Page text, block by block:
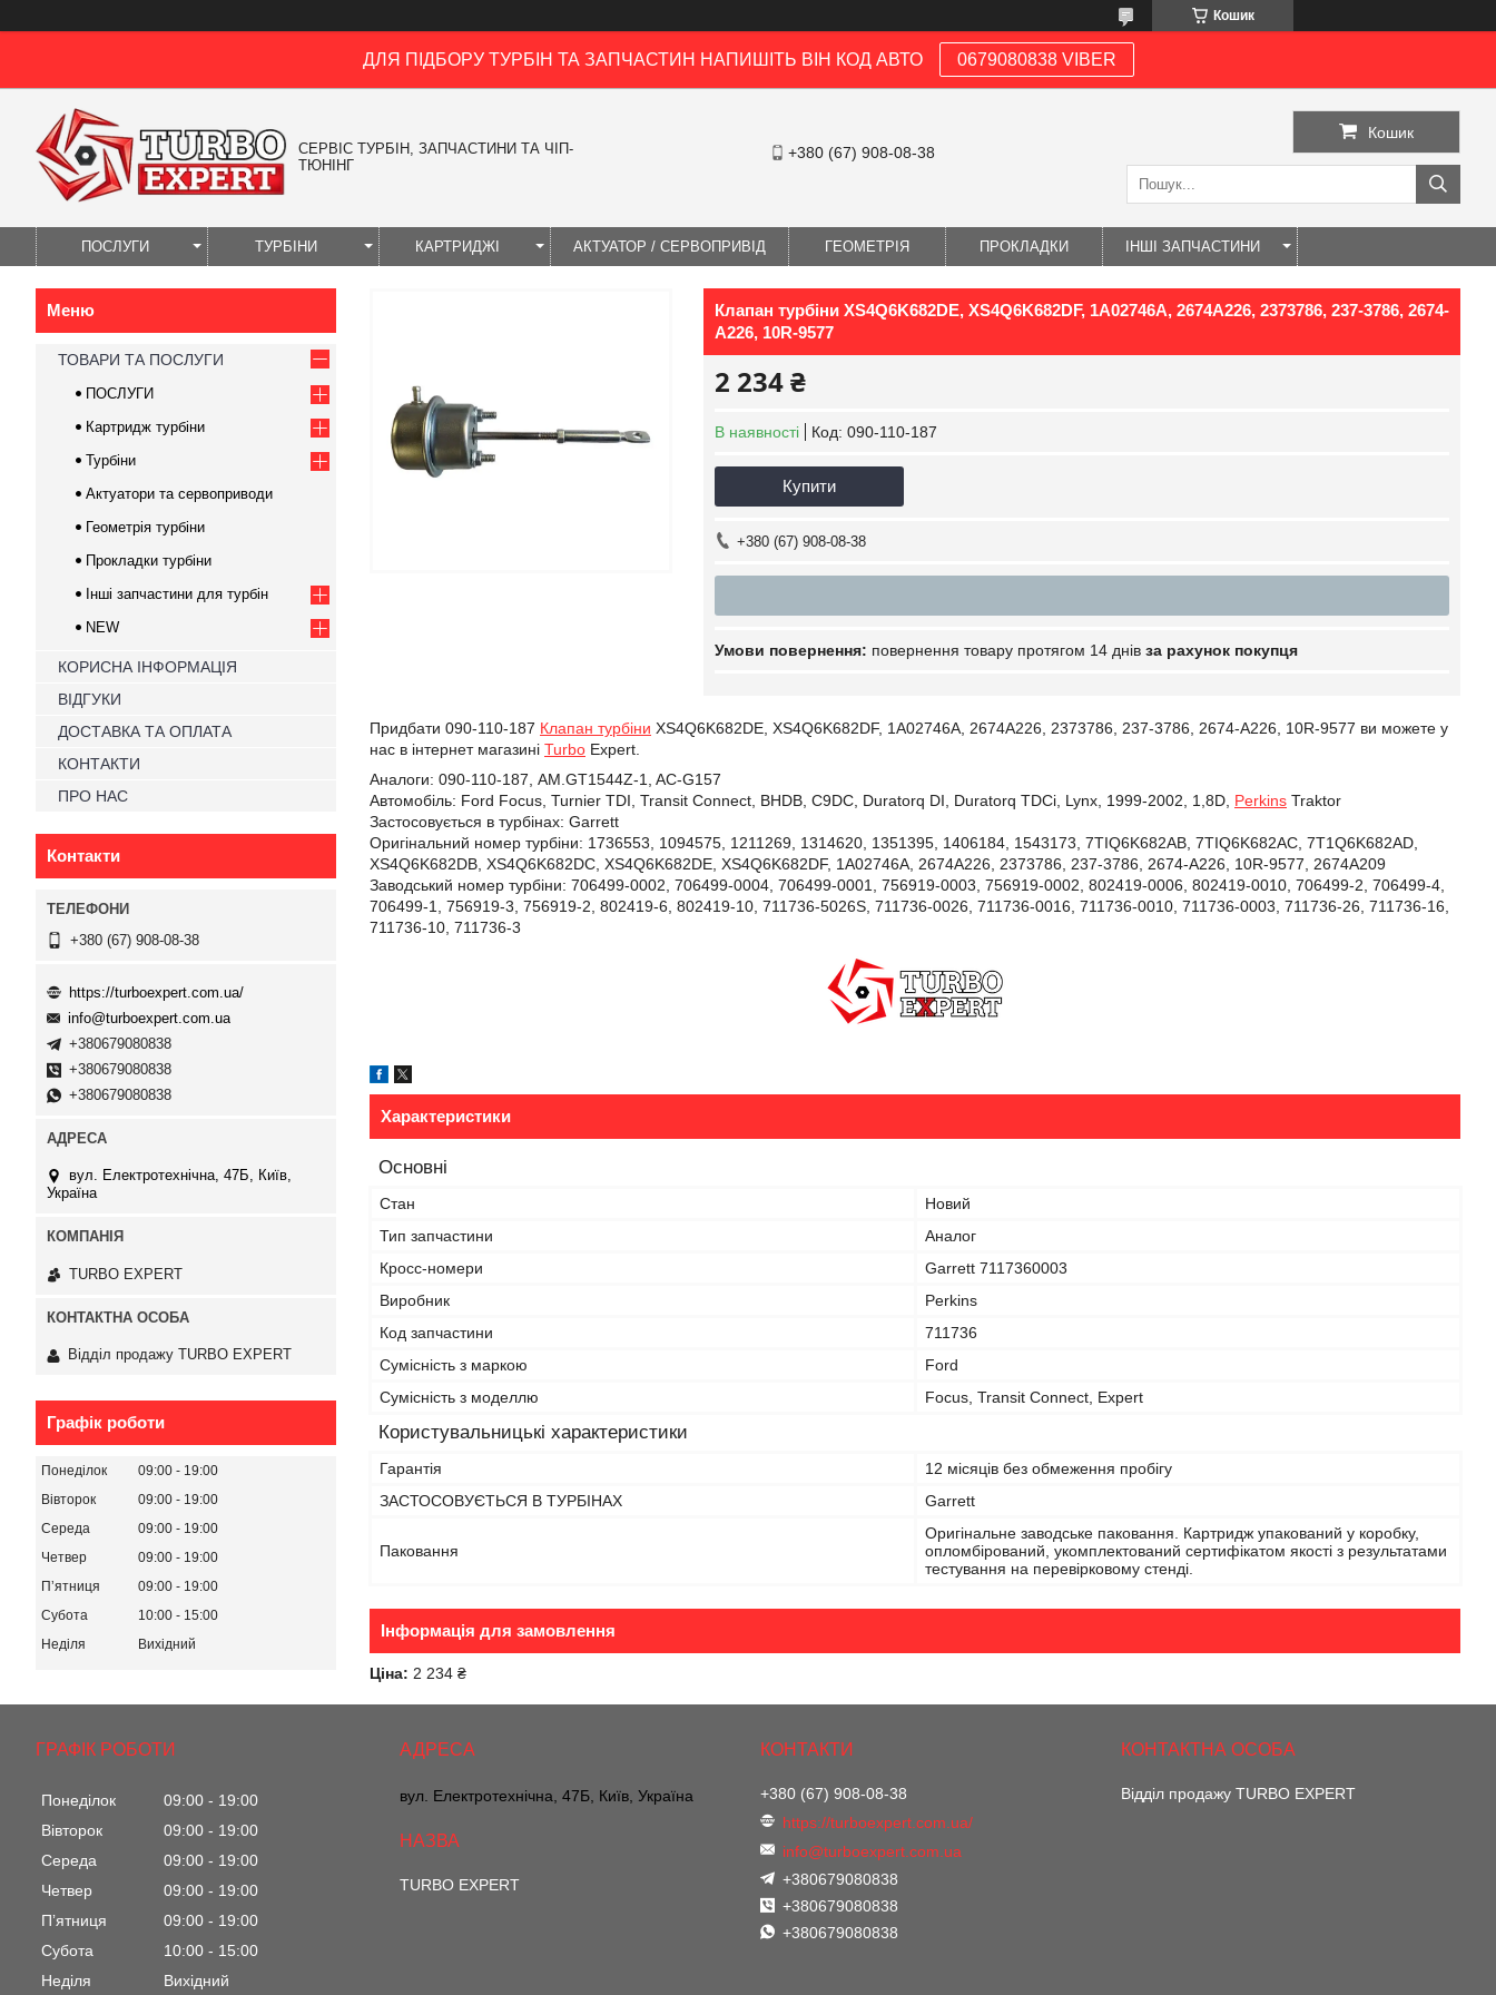
Кошик
ДЛЯ ПІДБОРУ ТУРБІН ТА ЗАПЧАСТИН НАПИШІТЬ ВІН КОД АВТО 0679080838 VIBER
СЕРВІС ТУРБІН, ЗАПЧАСТИНИ ТА ЧІП-
ТЮНІНГ
+380 (67) 908-08-38
Кошик
ПОСЛУГИ ТУРБІНИ КАРТРИДЖІ АКТУАТОР / СЕРВОПРИВІД ГЕОМЕТРІЯ ПРОКЛАДКИ ІНШІ ЗАПЧАСТИНИ
Клапан турбіни XS4Q6K682DE, XS4Q6K682DF, 1A02746A, 2674A226, 2373786, 237-3786, 2674-
A226, 10R-9577
2 234 ₴
В наявності Код: 090-110-187
Купити
+380 (67) 908-08-38
повернення товару протягом 14 днів за рахунок покупця
Придбати 090-110-187 Клапан турбіни XS4Q6K682DE, XS4Q6K682DF, 1A02746A, 2674A226, 2373786, 237-3786, 2674-A226, 10R-9577 ви можете у
нас в інтернет магазині Turbo Expert.
Аналоги: 090-110-187, AM.GT1544Z-1, AC-G157
Автомобіль: Ford Focus, Turnier TDI, Transit Connect, BHDB, C9DC, Duratorq DI, Duratorq TDCi, Lynx, 1999-2002, 1,8D, Perkins Traktor
Застосовується в турбінах: Garrett
Оригінальний номер турбіни: 1736553, 1094575, 1211269, 1314620, 1351395, 1406184, 1543173, 7TIQ6K682AB, 7TIQ6K682AC, 7T1Q6K682AD,
XS4Q6K682DB, XS4Q6K682DC, XS4Q6K682DE, XS4Q6K682DF, 1A02746A, 2674A226, 2373786, 237-3786, 2674-A226, 10R-9577, 2674A209
Заводський номер турбіни: 706499-0002, 706499-0004, 706499-0001, 756919-0003, 756919-0002, 802419-0006, 802419-0010, 706499-2, 706499-4,
706499-1, 756919-3, 756919-2, 802419-6, 802419-10, 711736-5026S, 711736-0026, 711736-0016, 711736-0010, 711736-0003, 711736-26, 711736-16,
711736-10, 711736-3
Характеристики
Основні
Стан
Новий
Тип запчастини
Аналог
Кросс-номери
Garrett 7117360003
Виробник
Perkins
Код запчастини
711736
Сумісність з маркою
Ford
Сумісність з моделлю
Focus, Transit Connect, Expert
Користувальницькі характеристики
Гарантія
12 місяців без обмеження пробігу
ЗАСТОСОВУЄТЬСЯ В ТУРБІНАХ
Garrett
Паковання
Оригінальне заводське паковання. Картридж упакований у коробку,
опломбірований, укомплектований сертифікатом якості з результатами
тестування на перевірковому стенді.
Інформація для замовлення
Ціна: 2 234 ₴
ТОВАРИ ТА ПОСЛУГИ
ПОСЛУГИ
Картридж турбіни
Турбіни
Актуатори та сервоприводи
Геометрія турбіни
Прокладки турбіни
Інші запчастини для турбін
NEW
КОРИСНА ІНФОРМАЦІЯ
ВІДГУКИ
ДОСТАВКА ТА ОПЛАТА
КОНТАКТИ
ПРО НАС
Контакти
+380 (67) 908-08-38
https://turboexpert.com.ua/
info@turboexpert.com.ua
+380679080838
+380679080838
+380679080838
вул. Електротехнічна, 47Б, Київ,
Україна
TURBO EXPERT
Відділ продажу TURBO EXPERT
Графік роботи
Понеділок 09:00
19:00
Вівторок
09:00
19:00
Середа
09:00
19:00
Четвер
09:00
19:00
Пʼятниця
09:00
19:00
Субота
10:00
15:00
Неділя
Вихідний
ГРАФІК РОБОТИ
Понеділок 09:00
19:00
Вівторок
09:00
19:00
Середа
09:00
19:00
Четвер
09:00
19:00
Пʼятниця
09:00
19:00
Субота
10:00
15:00
Неділя
Вихідний
вул. Електротехнічна, 47Б, Київ, Україна
TURBO EXPERT
+380 (67) 908-08-38
https://turboexpert.com.ua/
info@turboexpert.com.ua
+380679080838
+380679080838
+380679080838
Відділ продажу TURBO EXPERT